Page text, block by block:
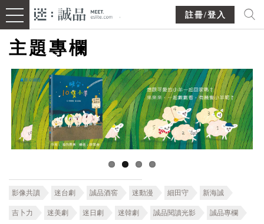
註冊/登入
主題專欄
影像共讀 迷台劇 誠品酒窖 迷動漫 細田守 新海誠
吉卜力 迷美劇 迷日劇 迷韓劇 誠品閱讀光影 誠品專欄